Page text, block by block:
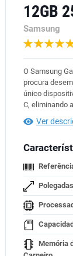
12GB
Samsung
O Samsung
procura
único
C, eliminando
Ver
Polegadas
Memória